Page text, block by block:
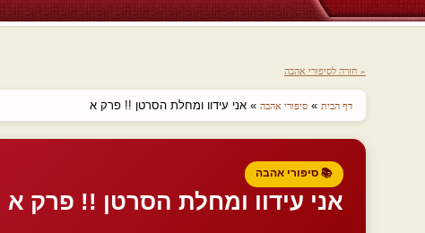
« חזרה לסיפורי אהבה
דף הבית » סיפורי אהבה » אני עידוו ומחלת הסרטן !! פרק א
📚 סיפורי אהבה
אני עידוו ומחלת הסרטן !! פרק א